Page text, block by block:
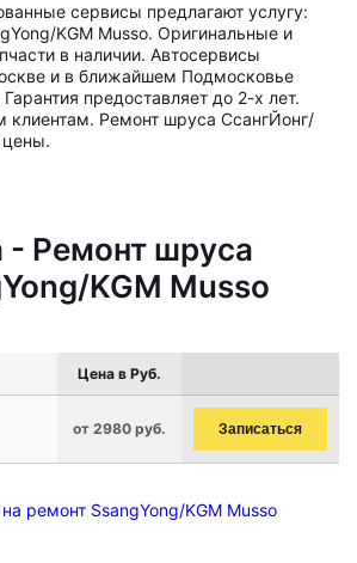
сервисы предлагают услугу:
KGM Musso. Оригинальные и
в наличии. Автосервисы
и в ближайшем Подмосковье
предоставляет до 2-х лет.
клиентам. Ремонт шруса СсангЙонг/
- Ремонт шруса
KGM Musso
Цена в Руб.
от 2980 руб. Записаться
ремонт SsangYong/KGM Musso